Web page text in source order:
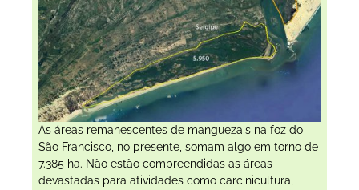
As áreas remanescentes de manguezais na foz do
São Francisco, no presente, somam algo em torno de
7.385 ha. Não estão compreendidas as áreas
devastadas para atividades como carcinicultura,